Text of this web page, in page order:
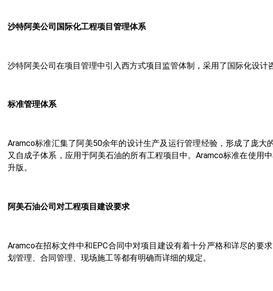
沙特阿美公司国际化工程项目管理体系
沙特阿美公司在项目管理中引入西方式项目监管体制，采用了国际化设
标准管理体系
Aramco标准汇集了阿美50余年的设计生产及运行管理经验，形成了庞
又自成子体系，应用于阿美石油的所有工程项目中。Aramco标准在使用
升版。
阿美石油公司对工程项目建设要求
Aramco在招标文件中和EPC合同中对项目建设有着十分严格和详尽的
划管理、合同管理、现场施工等都有明确而详细的规定。